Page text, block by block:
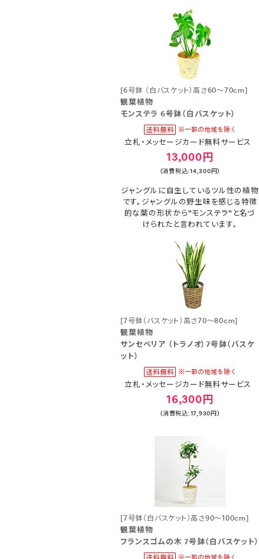
[6号鉢 （白バスケット）高さ60～70cm]
観葉植物
モンステラ 6号鉢（白バスケット）
立札・メッセージカード無料サービス
13,000円
(消費税込:14,300円)
ジャングルに自生しているツル性の植物
です。ジャングルの野生味を感じる特徴
的な葉の形状から”モンステラ”と名づ
けられたと言われています。
[7号鉢（バスケット）高さ70～80cm]
観葉植物
サンセベリア （トラノオ）7号鉢（バスケ
ット）
立札・メッセージカード無料サービス
16,300円
(消費税込:17,930円)
[7号鉢（白バスケット）高さ90～100cm]
観葉植物
フランスゴムの木 7号鉢（白バスケット）